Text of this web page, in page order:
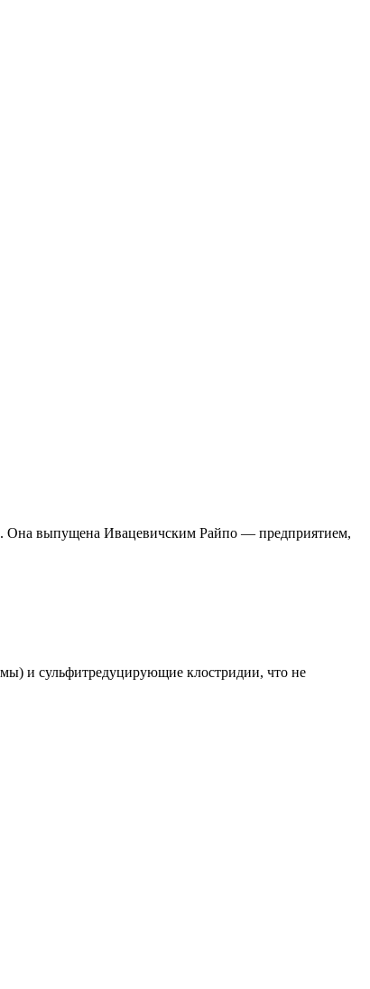
Она выпущена Ивацевичским Райпо — предприятием,
и сульфитредуцирующие клостридии, что не